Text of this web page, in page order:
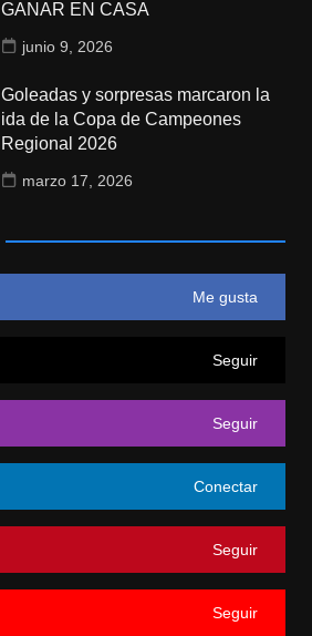
GANAR EN CASA
junio 9, 2026
Goleadas y sorpresas marcaron la
ida de la Copa de Campeones
Regional 2026
marzo 17, 2026
Me gusta
Seguir
Seguir
Conectar
Seguir
Seguir